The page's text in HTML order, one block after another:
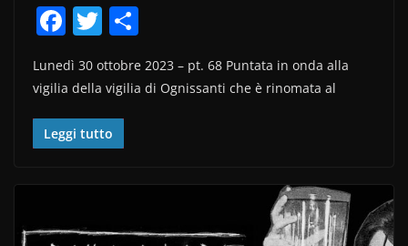
F
a
c
e
b
o
k
T
w
itt
er
n
Lunedì 30 ottobre 2023 – pt. 68 Puntata in onda alla
vigilia della vigilia di Ognissanti che è rinomata al
Leggi tutto